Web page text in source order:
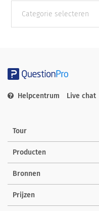
categorieën
Helpcentrum Live chat
Tour
Producten
Bronnen
Prijzen